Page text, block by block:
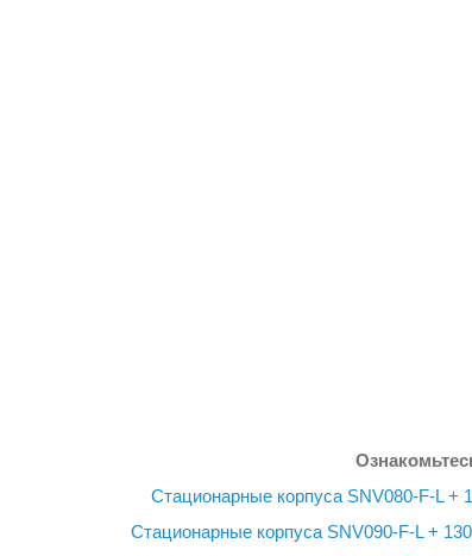
Стационарные корпуса SNV080-F-L +
Стационарные корпуса SNV090-F-L +